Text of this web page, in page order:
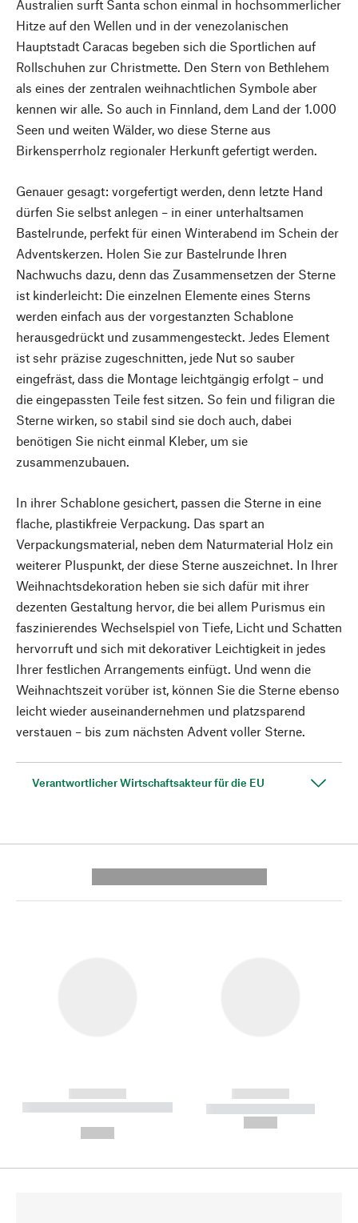
Australien surft Santa schon einmal in hochsommerlicher
Hitze auf den Wellen und in der venezolanischen
Hauptstadt Caracas begeben sich die Sportlichen auf
Rollschuhen zur Christmette. Den Stern von Bethlehem
als eines der zentralen weihnachtlichen Symbole aber
kennen wir alle. So auch in Finnland, dem Land der 1.000
Seen und weiten Wälder, wo diese Sterne aus
Birkensperrholz regionaler Herkunft gefertigt werden.
Genauer gesagt: vorgefertigt werden, denn letzte Hand
dürfen Sie selbst anlegen – in einer unterhaltsamen
Bastelrunde, perfekt für einen Winterabend im Schein der
Adventskerzen. Holen Sie zur Bastelrunde Ihren
Nachwuchs dazu, denn das Zusammensetzen der Sterne
ist kinderleicht: Die einzelnen Elemente eines Sterns
werden einfach aus der vorgestanzten Schablone
herausgedrückt und zusammengesteckt. Jedes Element
ist sehr präzise zugeschnitten, jede Nut so sauber
eingefräst, dass die Montage leichtgängig erfolgt – und
die eingepassten Teile fest sitzen. So fein und filigran die
Sterne wirken, so stabil sind sie doch auch, dabei
benötigen Sie nicht einmal Kleber, um sie
zusammenzubauen.
In ihrer Schablone gesichert, passen die Sterne in eine
flache, plastikfreie Verpackung. Das spart an
Verpackungsmaterial, neben dem Naturmaterial Holz ein
weiterer Pluspunkt, der diese Sterne auszeichnet. In Ihrer
Weihnachtsdekoration heben sie sich dafür mit ihrer
dezenten Gestaltung hervor, die bei allem Purismus ein
faszinierendes Wechselspiel von Tiefe, Licht und Schatten
hervorruft und sich mit dekorativer Leichtigkeit in jedes
Ihrer festlichen Arrangements einfügt. Und wenn die
Weihnachtszeit vorüber ist, können Sie die Sterne ebenso
leicht wieder auseinandernehmen und platzsparend
verstauen – bis zum nächsten Advent voller Sterne.
Verantwortlicher Wirtschaftsakteur für die EU
------------
----------- ----------- --------
------------
----------- -----------